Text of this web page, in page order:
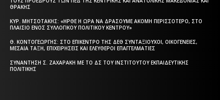
ΘΡΆΚΗΣ
ΚΥΡ. ΜΗΤΣΟΤΆΚΗΣ: «ΉΡΘΕ Η ΏΡΑ ΝΑ ΔΡΆΣΟΥΜΕ ΑΚΌΜΗ ΠΕΡΙΣΣΌΤΕΡΟ, ΣΤΟ
ΠΛΑΊΣΙΟ ΕΝΌΣ ΣΥΛΛΟΓΙΚΟΎ ΠΟΛΙΤΙΚΟΎ ΚΈΝΤΡΟΥ»
Θ. ΚΟΝΤΟΓΕΏΡΓΗΣ: ΣΤΟ ΕΠΊΚΕΝΤΡΟ ΤΗΣ ΔΕΘ ΣΥΝΤΑΞΙΟΎΧΟΙ, ΟΙΚΟΓΈΝΕΙΕΣ,
ΜΕΣΑΊΑ ΤΆΞΗ, ΕΠΙΧΕΙΡΉΣΕΙΣ ΚΑΙ ΕΛΕΎΘΕΡΟΙ ΕΠΑΓΓΕΛΜΑΤΊΕΣ
ΣΥΝΆΝΤΗΣΗ Σ. ΖΑΧΑΡΆΚΗ ΜΕ ΤΟ ΔΣ ΤΟΥ ΙΝΣΤΙΤΟΎΤΟΥ ΕΚΠΑΙΔΕΥΤΙΚΉΣ
ΠΟΛΙΤΙΚΉΣ